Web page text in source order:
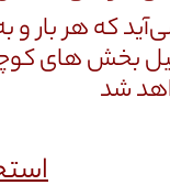
که هر بار
بخش های
شد